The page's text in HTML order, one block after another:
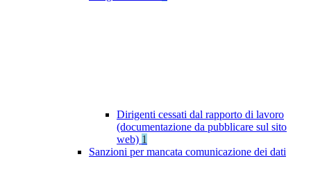
Dirigenti cessati dal rapporto di lavoro
(documentazione da pubblicare sul sito
web) 1
Sanzioni per mancata comunicazione dei dati